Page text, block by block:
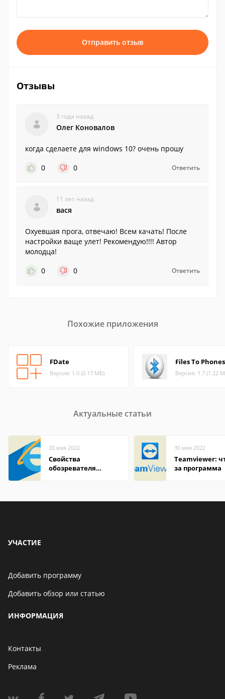
Отправить отзыв
Отзывы
3 года назад
Олег Коновалов
когда сделаете для windows 10? очень прошу
0
0 Ответить
11 лет назад
вася
Охуевшая прога, отвечаю! Всем качать! После
настройки ваще улет! Рекомендую!!!! Автор
молодца!
0
0 Ответить
Похожие приложения
FDate
Версия: 1.0 (0.17 МБ)
Files To Phones
Версия: 1.7 (1.22
Актуальные статьи
20 мая 2022
Свойства
обозревателя
30 мая 2022
Teamviewer:
за программа
УЧАСТИЕ
Добавить программу
Добавить обзор или статью
ИНФОРМАЦИЯ
Контакты
Реклама